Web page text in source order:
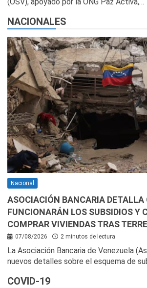
NACIONALES
Nacional
ASOCIACIÓN BANCARIA DETALLA
FUNCIONARÁN LOS SUBSIDIOS Y
COMPRAR VIVIENDAS TRAS
07/08/2026 2 minutos de lectura
La Asociación Bancaria de Venezuela
nuevos detalles sobre el esquema de
COVID-19